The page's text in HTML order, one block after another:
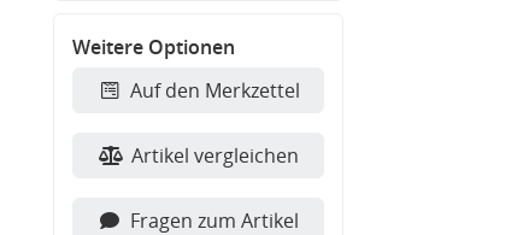
Weitere Optionen
Auf den Merkzettel
Artikel vergleichen
Fragen zum Artikel